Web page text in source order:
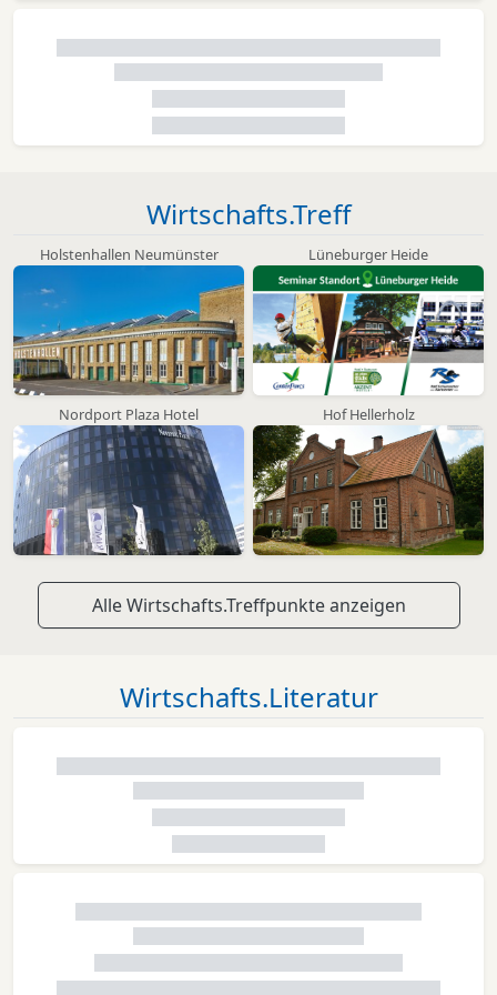
Wirtschafts.Treff
Holstenhallen Neumünster Lüneburger Heide
Nordport Plaza Hotel Hof Hellerholz
Alle Wirtschafts.Treffpunkte anzeigen
Wirtschafts.Literatur